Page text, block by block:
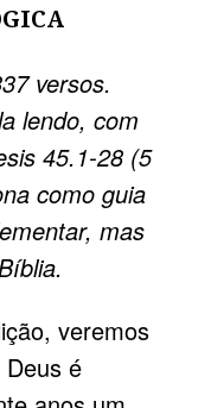
versos.
lendo, com
45.1-28 (5
como guia
mas
veremos
é